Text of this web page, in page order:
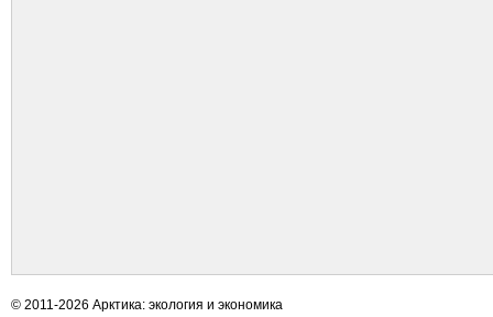
© 2011-2026 Арктика: экология и экономика